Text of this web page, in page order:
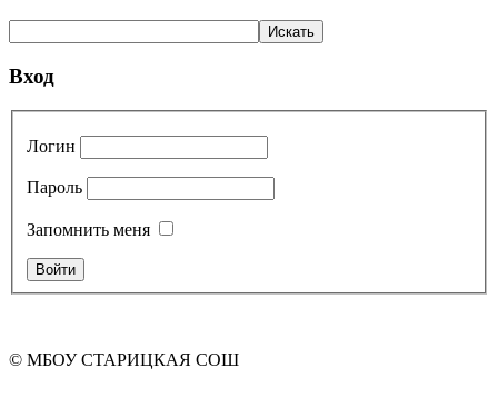
Вход
Логин
Пароль
Запомнить меня
© МБОУ СТАРИЦКАЯ СОШ